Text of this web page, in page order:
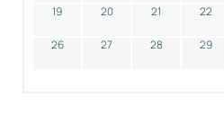
19 20 21 22
26 27 28 29